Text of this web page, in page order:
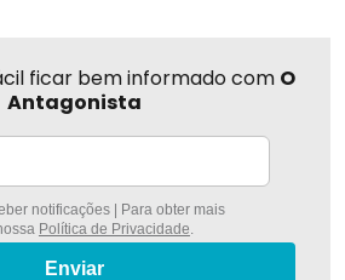
ficar bem informado com O
Antagonista
notificações | Para obter mais
Política de Privacidade
Enviar